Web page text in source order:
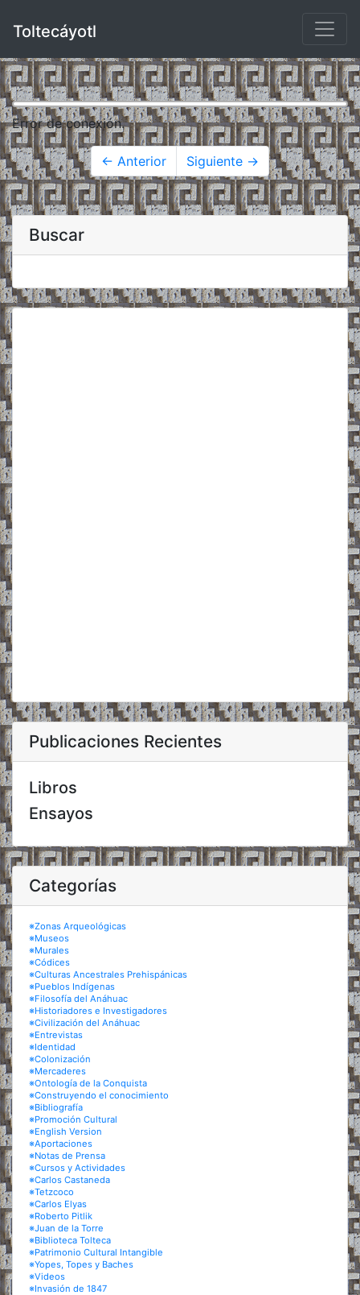
Toltecáyotl
Error de conexión.
← Anterior Siguiente →
Buscar
Publicaciones Recientes
Libros
Ensayos
Categorías
※Zonas Arqueológicas
※Museos
※Murales
※Códices
※Culturas Ancestrales Prehispánicas
※Pueblos Indígenas
※Filosofía del Anáhuac
※Historiadores e Investigadores
※Civilización del Anáhuac
※Entrevistas
※Identidad
※Colonización
※Mercaderes
※Ontología de la Conquista
※Construyendo el conocimiento
※Bibliografía
※Promoción Cultural
※English Version
※Aportaciones
※Notas de Prensa
※Cursos y Actividades
※Carlos Castaneda
※Tetzcoco
※Carlos Elyas
※Roberto Pitlik
※Juan de la Torre
※Biblioteca Tolteca
※Patrimonio Cultural Intangible
※Yopes, Topes y Baches
※Videos
※Invasión de 1847